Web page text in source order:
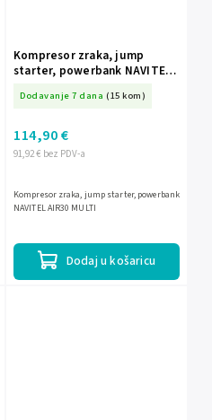
Kompresor zraka, jump
starter, powerbank NAVITEL
Dodavanje 7 dana (15 kom)
91,92 € bez PDV-a
114,90 €
Dodaj u košaricu
Kompresor zraka, jump starter, powerbank
NAVITEL AIR30 MULTI